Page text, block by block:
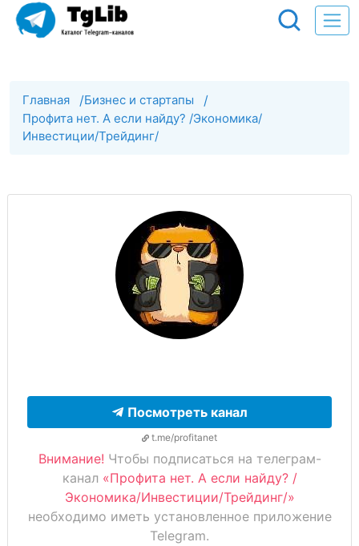
Главная /Бизнес и стартапы /
Профита нет. А если найду? /Экономика/
Инвестиции/Трейдинг/
Посмотреть канал
t.me/profitanet
Внимание! Чтобы подписаться на телеграм-
канал «Профита нет. А если найду? /
Экономика/Инвестиции/Трейдинг/»
необходимо иметь установленное приложение
Telegram.